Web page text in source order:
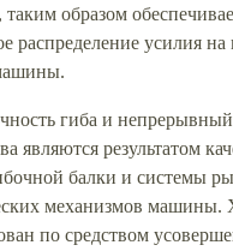
образом
распределение усилия
гиба и
являются результатом
балки и системы
механизмов машины.
по средством